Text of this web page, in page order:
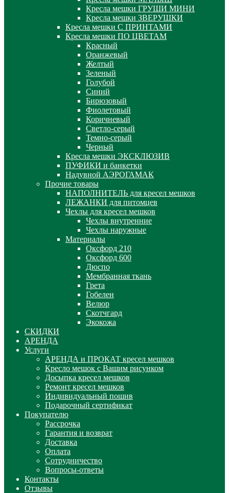
Кресла мешки ГРУШИ МИНИ
Кресла мешки ЗВЕРУШКИ
Кресла мешки С ПРИНТАМИ
Кресла мешки ПО ЦВЕТАМ
Красный
Оранжевый
Желтый
Зеленый
Голубой
Синий
Бирюзовый
Фиолетовый
Коричневый
Светло-серый
Темно-серый
Черный
Кресла мешки ЭКСКЛЮЗИВ
ПУФИКИ и банкетки
Надувной АЭРОГАМАК
Прочие товары
НАПОЛНИТЕЛЬ для кресел мешков
ЛЕЖАНКИ для питомцев
Чехлы для кресел мешков
Чехлы внутренние
Чехлы наружные
Материалы
Оксфорд 210
Оксфорд 600
Дюспо
Мембранная ткань
Грета
Гобелен
Велюр
Скотчгард
Экокожа
СКИДКИ
АРЕНДА
Услуги
АРЕНДА и ПРОКАТ кресел мешков
Кресло мешок с Вашим рисунком
Досыпка кресел мешков
Ремонт кресел мешков
Индивидуальный пошив
Подарочный сертификат
Покупателю
Рассрочка
Гарантия и возврат
Доставка
Оплата
Сотрудничество
Вопросы-ответы
Контакты
Отзывы